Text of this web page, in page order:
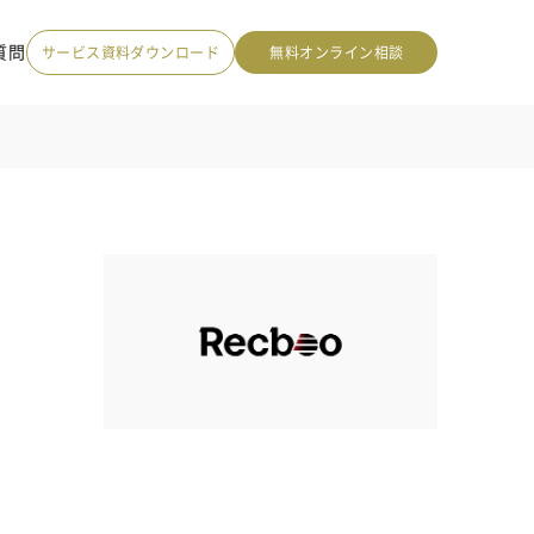
問 サービス資料ダウンロード 無料オンライン相談